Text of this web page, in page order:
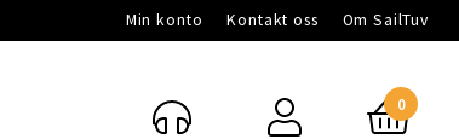
Min konto Kontakt oss Om SailTuv
0